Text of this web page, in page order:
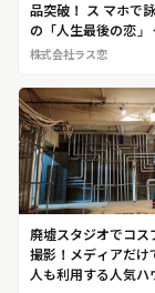
品突破！ ス マホで
の「人生最後の恋」
白戸ミフルさんが特
株式会社ラス恋
廃墟スタジオでコス
撮影！メディアだけ
人も利用する人気ハ